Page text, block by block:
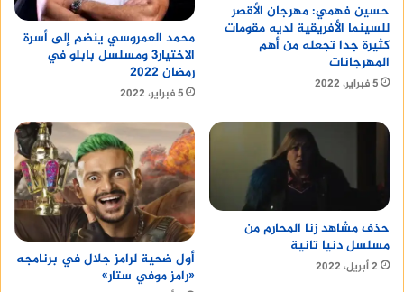
حسين فهمي: مهرجان الأقصر
للسينما الأفريقية لديه مقومات
كثيرة جدا تجعله من أهم
المهرجانات
5 فبراير، 2022
محمد العمروسي ينضم إلى أسرة
الاختيار3 ومسلسل بابلو في
رمضان 2022
5 فبراير، 2022
حذف مشاهد زنا المحارم من
مسلسل دنيا تانية
2 أبريل، 2022
أول ضحية لرامز جلال في برنامجه
«رامز موفي ستار»